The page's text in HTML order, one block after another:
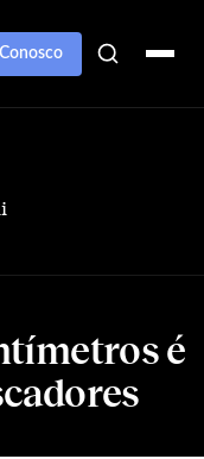
Conosco
é